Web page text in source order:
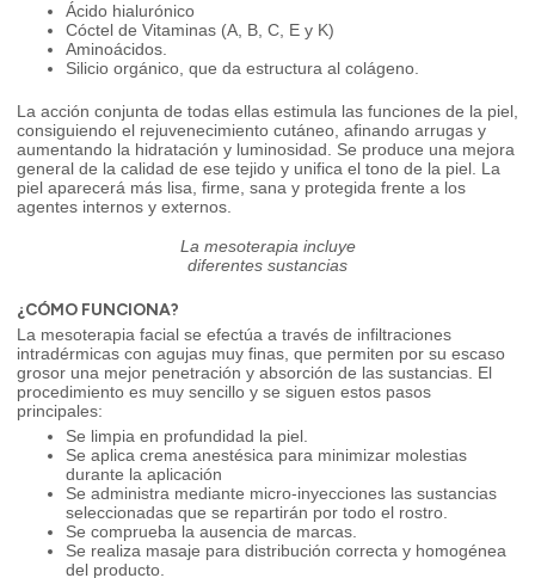
Ácido hialurónico
Cóctel de Vitaminas (A, B, C, E y K)
Aminoácidos.
Silicio orgánico, que da estructura al colágeno.
La acción conjunta de todas ellas estimula las funciones de la piel,
consiguiendo el rejuvenecimiento cutáneo, afinando arrugas y
aumentando la hidratación y luminosidad. Se produce una mejora
general de la calidad de ese tejido y unifica el tono de la piel. La
piel aparecerá más lisa, firme, sana y protegida frente a los
agentes internos y externos.
La mesoterapia incluye
diferentes sustancias
¿CÓMO FUNCIONA?
La mesoterapia facial se efectúa a través de infiltraciones
intradérmicas con agujas muy finas, que permiten por su escaso
grosor una mejor penetración y absorción de las sustancias. El
procedimiento es muy sencillo y se siguen estos pasos
principales:
Se limpia en profundidad la piel.
Se aplica crema anestésica para minimizar molestias
durante la aplicación
Se administra mediante micro-inyecciones las sustancias
seleccionadas que se repartirán por todo el rostro.
Se comprueba la ausencia de marcas.
Se realiza masaje para distribución correcta y homogénea
del producto.